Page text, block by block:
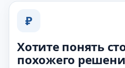
₽
Хотите понять
похожего